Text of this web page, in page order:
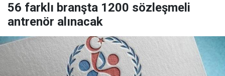
56 farklı branşta 1200 sözleşmeli
antrenör alınacak